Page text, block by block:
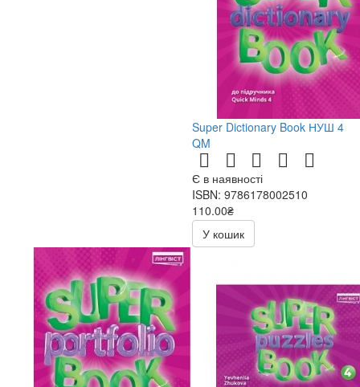
Super Dictionary Book НУШ 4
QM
Є в наявності
ISBN: 9786178002510
110.00₴
У кошик